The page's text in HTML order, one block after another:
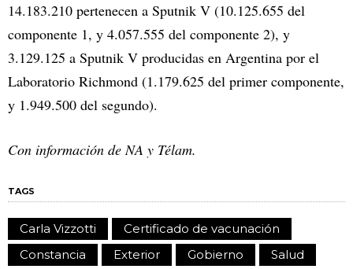
14.183.210 pertenecen a Sputnik V (10.125.655 del
componente 1, y 4.057.555 del componente 2), y
3.129.125 a Sputnik V producidas en Argentina por el
Laboratorio Richmond (1.179.625 del primer componente,
y 1.949.500 del segundo).
Con información de NA y Télam.
TAGS
Carla Vizzotti
Certificado de vacunación
Constancia
Exterior Gobierno
Salud